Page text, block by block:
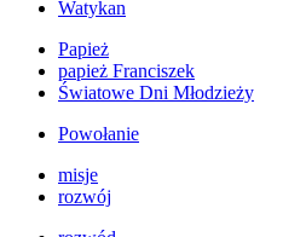
Watykan
Papież
papież Franciszek
Światowe Dni Młodzieży
Powołanie
misje
rozwój